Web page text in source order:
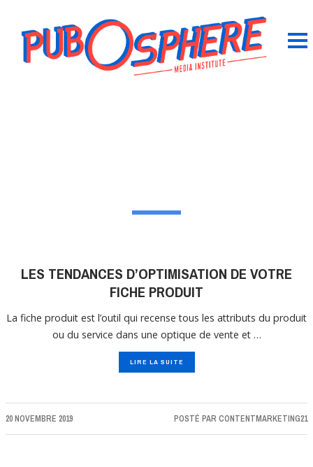
LES TENDANCES D’OPTIMISATION DE VOTRE
FICHE PRODUIT
La fiche produit est l’outil qui recense tous les attributs du produit
ou du service dans une optique de vente et …
LIRE LA SUITE
20 NOVEMBRE 2019 POSTÉ PAR CONTENTMARKETING21